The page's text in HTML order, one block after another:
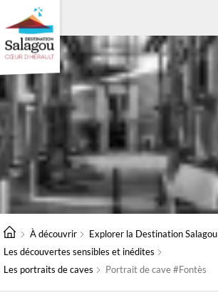
À découvrir
Explorer la Destination Salagou
Les découvertes sensibles et inédites
Les portraits de caves
Portrait de cave #Fontès